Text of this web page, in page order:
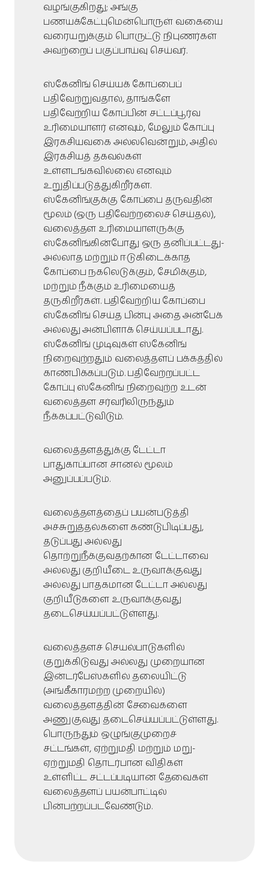
வழங்குகிறது; அங்கு
பணயக்கேட்புமென்பொருள் வகையை
வரையறுக்கும் பொருட்டு நிபுணர்கள்
அவற்றைப் பகுப்பாய்வு செய்வர்.
ஸ்கேனிங் செய்யக் கோப்பைப்
பதிவேற்றுவதால், தாங்களே
பதிவேற்றிய கோப்பின் சட்டப்பூர்வ
உரிமையாளர் எனவும், மேலும் கோப்பு
இரகசியவகை அல்லவென்றும், அதில்
இரகசியத் தகவல்கள்
உள்ளடங்கவில்லை எனவும்
உறுதிப்படுத்துகிறீர்கள்.
ஸ்கேனிங்குக்கு கோப்பை தருவதின்
மூலம் (ஒரு பதிவேற்றலைச் செய்தல்),
வலைத்தள உரிமையாளருக்கு
ஸ்கேனிங்கின்போது ஒரு தனிப்பட்டது-
அல்லாத மற்றும் ஈடுகிடைக்காத
கோப்பை நகலெடுக்கும், சேமிக்கும்,
மற்றும் நீக்கும் உரிமையைத்
தருகிறீர்கள். பதிவேற்றிய கோப்பை
ஸ்கேனிங் செய்த பின்பு அதை அன்பேக்
அல்லது அன்பிளாக் செய்யப்படாது.
ஸ்கேனிங் முடிவுகள் ஸ்கேனிங்
நிறைவுற்றதும் வலைத்தளப் பக்கத்தில்
காண்பிக்கப்படும். பதிவேற்றப்பட்ட
கோப்பு ஸ்கேனிங் நிறைவுற்ற உடன்
வலைத்தள சர்வரிலிருந்தும்
நீக்கப்பட்டுவிடும்.
வலைத்தளத்துக்கு டேட்டா
பாதுகாப்பான சானல் மூலம்
அனுப்பப்படும்.
வலைத்தளத்தைப் பயன்படுத்தி
அச்சுறுத்தல்களை கண்டுபிடிப்பது,
தடுப்பது அல்லது
தொற்றுநீக்குவதற்கான டேட்டாவை
அல்லது குறியீடை உருவாக்குவது
அல்லது பாதகமான டேட்டா அல்லது
குறியீடுகளை உருவாக்குவது
தடைசெய்யப்பட்டுள்ளது.
வலைத்தளச் செயல்பாடுகளில்
குறுக்கிடுவது அல்லது முறையான
இன்டர்பேஸ்களில் தலையிட்டு
(அங்கீகாரமற்ற முறையில்)
வலைத்தளத்தின் சேவைகளை
அணுகுவது தடைசெய்யப்பட்டுள்ளது.
பொருந்தும் ஒழுங்குமுறைச்
சட்டங்கள், ஏற்றுமதி மற்றும் மறு-
ஏற்றுமதி தொடர்பான விதிகள்
உள்ளிட்ட சட்டப்படியான தேவைகள்
வலைத்தளப் பயன்பாட்டில்
பின்பற்றப்படவேண்டும்.